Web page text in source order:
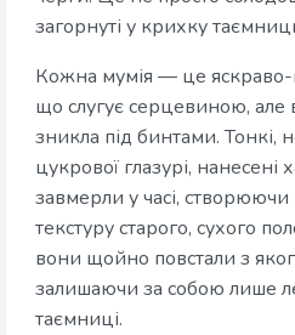
загорнуті у крихку
Кожна мумія — це яскраво-
що слугує серцевиною,
зникла під бинтами. Тонкі,
цукрової глазурі, нанесені
завмерли у часі,
текстуру старого, сухого
вони щойно повстали з
залишаючи за собою лише
таємниці.